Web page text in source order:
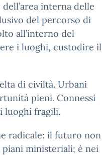
interna delle
del percorso di
all’interno del
i luoghi, custodire il
di civiltà. Urbani
pieni. Connessi
luoghi fragili.
radicale: il futuro non
ministeriali; è nei